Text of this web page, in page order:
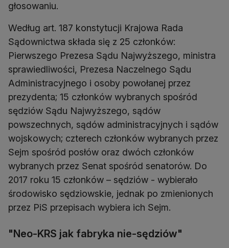
głosowaniu.
Według art. 187 konstytucji Krajowa Rada
Sądownictwa składa się z 25 członków:
Pierwszego Prezesa Sądu Najwyższego, ministra
sprawiedliwości, Prezesa Naczelnego Sądu
Administracyjnego i osoby powołanej przez
prezydenta; 15 członków wybranych spośród
sędziów Sądu Najwyższego, sądów
powszechnych, sądów administracyjnych i sądów
wojskowych; czterech członków wybranych przez
Sejm spośród posłów oraz dwóch członków
wybranych przez Senat spośród senatorów. Do
2017 roku 15 członków – sędziów - wybierało
środowisko sędziowskie, jednak po zmienionych
przez PiS przepisach wybiera ich Sejm.
"Neo-KRS jak fabryka nie-sędziów"